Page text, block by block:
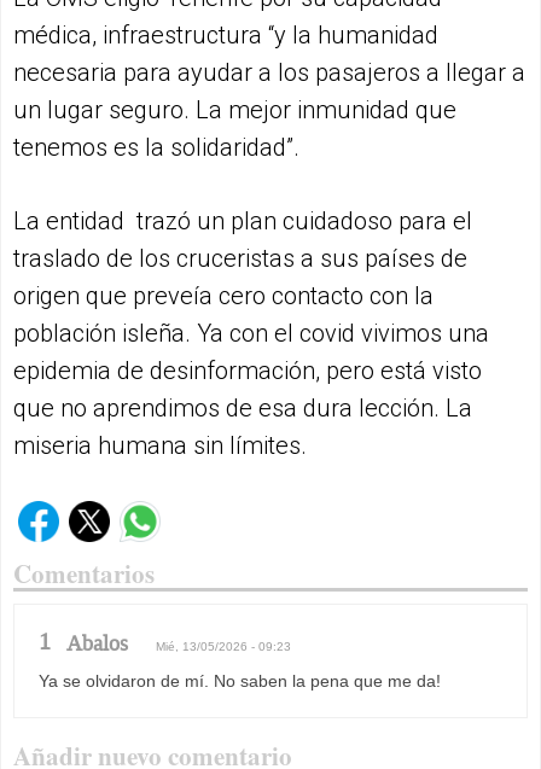
médica, infraestructura “y la humanidad
necesaria para ayudar a los pasajeros a llegar a
un lugar seguro. La mejor inmunidad que
tenemos es la solidaridad”.
La entidad trazó un plan cuidadoso para el
traslado de los cruceristas a sus países de
origen que preveía cero contacto con la
población isleña. Ya con el covid vivimos una
epidemia de desinformación, pero está visto
que no aprendimos de esa dura lección. La
miseria humana sin límites.
Comentarios
1 Abalos Mié, 13/05/2026 - 09:23
Ya se olvidaron de mí. No saben la pena que me da!
Añadir nuevo comentario